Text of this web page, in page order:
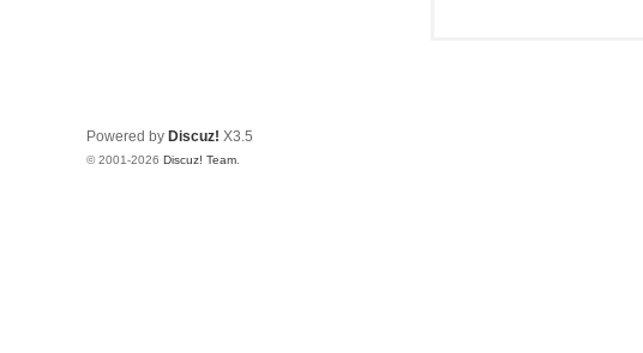
Powered by Discuz! X3.5
© 2001-2026 Discuz! Team